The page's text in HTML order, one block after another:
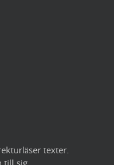
texter.
till sig.